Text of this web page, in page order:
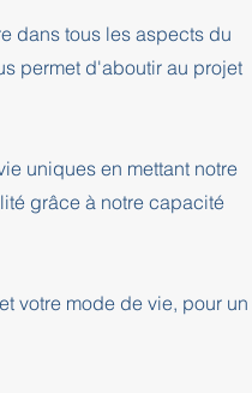
dans tous les aspects du
permet d'aboutir au projet
uniques en mettant notre
grâce à notre capacité
votre mode de vie, pour un